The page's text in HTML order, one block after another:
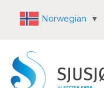
Norwegian ▼